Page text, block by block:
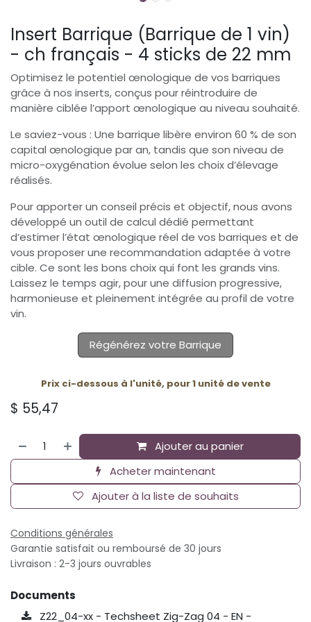
Insert Barrique (Barrique de 1 vin)
- ch français - 4 sticks de 22 mm
Optimisez le potentiel œnologique de vos barriques
grâce à nos inserts, conçus pour réintroduire de
manière ciblée l’apport œnologique au niveau souhaité.
Le saviez-vous : Une barrique libère environ 60 % de son
capital œnologique par an, tandis que son niveau de
micro-oxygénation évolue selon les choix d’élevage
réalisés.
Pour apporter un conseil précis et objectif, nous avons
développé un outil de calcul dédié permettant
d’estimer l’état œnologique réel de vos barriques et de
vous proposer une recommandation adaptée à votre
cible. Ce sont les bons choix qui font les grands vins.
Laissez le temps agir, pour une diffusion progressive,
harmonieuse et pleinement intégrée au profil de votre
vin.
Régénérez votre Barrique
Prix ci-dessous à l'unité, pour 1 unité de vente
$ 55,47
Ajouter au panier
Acheter maintenant
Ajouter à la liste de souhaits
Conditions générales
Garantie satisfait ou remboursé de 30 jours
Livraison : 2-3 jours ouvrables
Documents
Z22_04-xx - Techsheet Zig-Zag 04 - EN -